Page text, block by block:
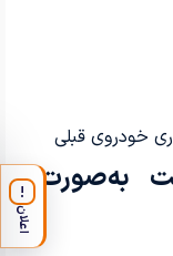
خودروی قبلی
به‌صورت
!
اعلان